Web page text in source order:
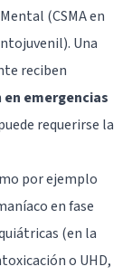
(CSMA en
Una
reciben
en emergencias
requerirse la
por ejemplo
en fase
(en la
o UHD,